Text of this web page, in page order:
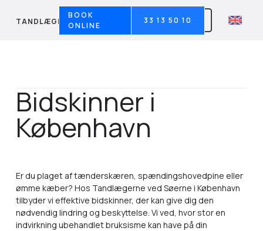
TANDLÆGERNE VED SØERNE
BOOK
ONLINE
33 13 50 10
Bidskinner i
København
Er du plaget af tænderskæren, spændingshovedpine eller
ømme kæber? Hos Tandlægerne ved Søerne i København
tilbyder vi effektive bidskinner, der kan give dig den
nødvendig lindring og beskyttelse. Vi ved, hvor stor en
indvirkning ubehandlet bruksisme kan have på din